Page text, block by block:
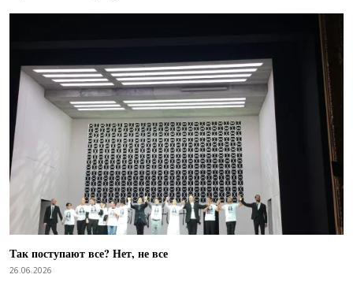
Так поступают все? Нет, не все
26.06.2026